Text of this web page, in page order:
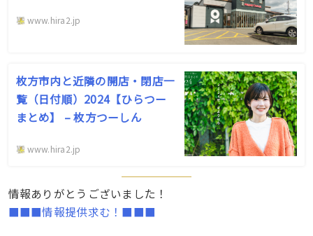
www.hira2.jp
枚方市内と近隣の開店・閉店一
覧（日付順）2024【ひらつー
まとめ】 – 枚方つーしん
www.hira2.jp
情報ありがとうございました！
■■■情報提供求む！■■■